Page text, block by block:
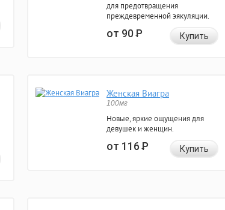
для предотвращения
преждевременной эякуляции.
от 90Р Купить
Женская Виагра
100мг
Новые, яркие ощущения для
девушек и женщин.
от 116Р Купить